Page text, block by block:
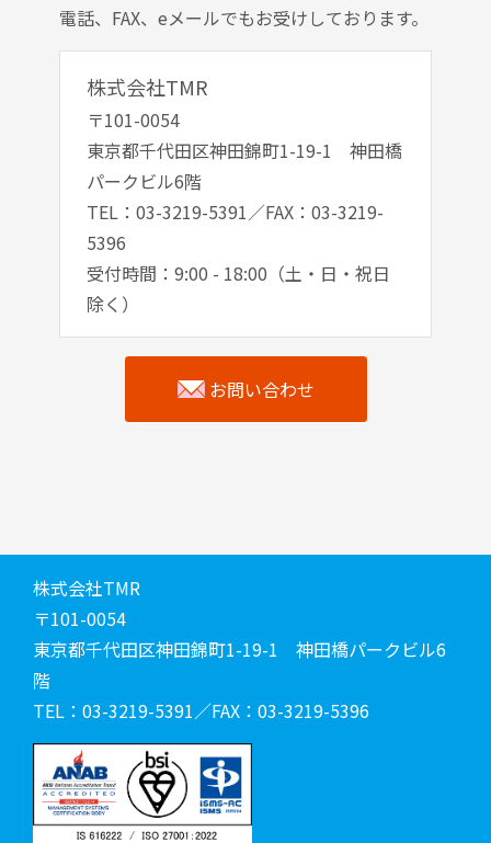
電話、FAX、eメールでもお受けしております。
株式会社TMR
〒101-0054
東京都千代田区神田錦町1-19-1 神田橋
パークビル6階
TEL：03-3219-5391／FAX：03-3219-
5396
受付時間：9:00 - 18:00（土・日・祝日
除く）
お問い合わせ
株式会社TMR
〒101-0054
東京都千代田区神田錦町1-19-1 神田橋パークビル6
階
TEL：03-3219-5391／FAX：03-3219-5396